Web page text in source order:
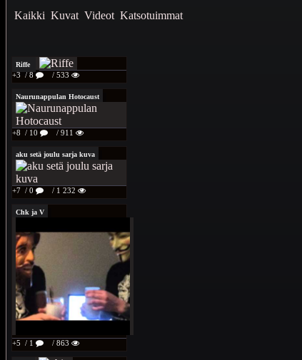
Kaikki Kuvat Videot Katsotuimmat
Riffe
+3 / 8 / 533
Naurunappulan Hotocaust
+8 / 10 / 911
aku setä joulu sarja kuva
+7 / 0 / 1 232
Chk ja V
+5 / 1 / 863